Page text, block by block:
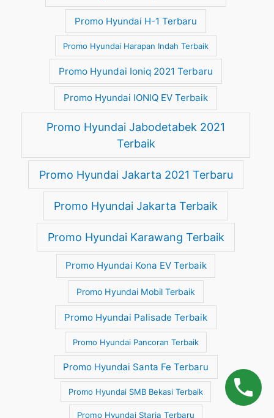
Promo Hyundai H-1 Terbaru
Promo Hyundai Harapan Indah Terbaik
Promo Hyundai Ioniq 2021 Terbaru
Promo Hyundai IONIQ EV Terbaik
Promo Hyundai Jabodetabek 2021
Terbaik
Promo Hyundai Jakarta 2021 Terbaru
Promo Hyundai Jakarta Terbaik
Promo Hyundai Karawang Terbaik
Promo Hyundai Kona EV Terbaik
Promo Hyundai Mobil Terbaik
Promo Hyundai Palisade Terbaik
Promo Hyundai Pancoran Terbaik
Promo Hyundai Santa Fe Terbaru
Promo Hyundai SMB Bekasi Terbaik
Promo Hyundai Staria Terbaru